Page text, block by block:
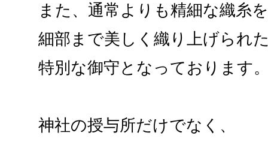
また、通常よりも精細な織糸
細部まで美しく織り上げられ
特別な御守となっております
神社の授与所だけでなく、